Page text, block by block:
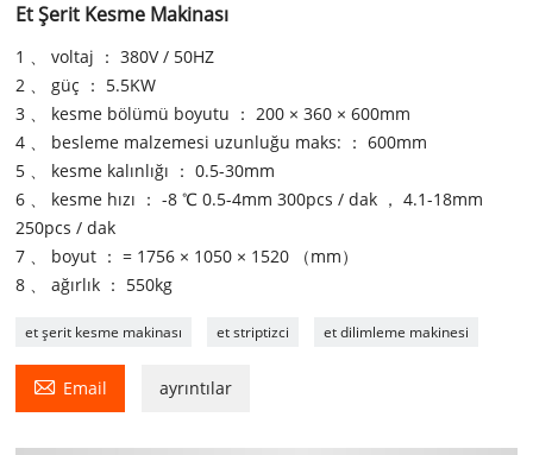
Et Şerit Kesme Makinası
1 、 voltaj ： 380V / 50HZ
2 、 güç ： 5.5KW
3 、 kesme bölümü boyutu ： 200 × 360 × 600mm
4 、 besleme malzemesi uzunluğu maks: ： 600mm
5 、 kesme kalınlığı ： 0.5-30mm
6 、 kesme hızı ： -8 ℃ 0.5-4mm 300pcs / dak ， 4.1-18mm
250pcs / dak
7 、 boyut ： = 1756 × 1050 × 1520 （mm）
8 、 ağırlık ： 550kg
et şerit kesme makinası et striptizci et dilimleme makinesi
 Email ayrıntılar